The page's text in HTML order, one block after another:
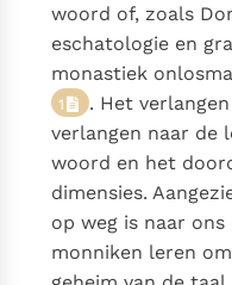
woord of, zoals
eschatologie en
monastiek
1
. Het
verlangen naar de
woord en het
dimensies.
op weg is naar
monniken leren